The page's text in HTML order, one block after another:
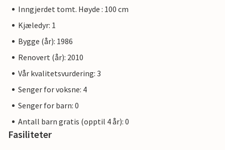
Inngjerdet tomt. Høyde : 100 cm
Kjæledyr: 1
Bygge (år): 1986
Renovert (år): 2010
Vår kvalitetsvurdering: 3
Senger for voksne: 4
Senger for barn: 0
Antall barn gratis (opptil 4 år): 0
Fasiliteter